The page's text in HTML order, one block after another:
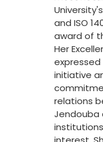
and ISO
award of
Her
initiative
relations
Jendouba